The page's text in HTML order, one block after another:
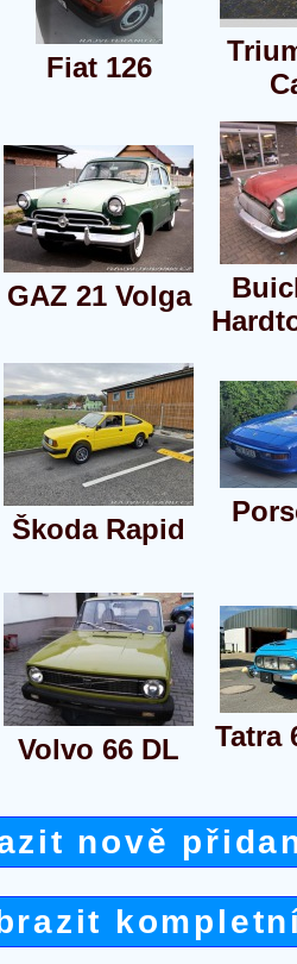
Fiat 126
GAZ 21 Volga
Škoda Rapid
Volvo 66 DL Tatra
nově